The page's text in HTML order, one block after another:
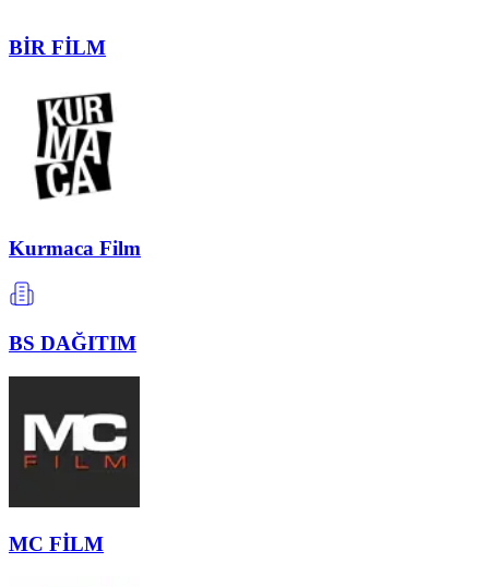
BİR FİLM
Kurmaca Film
BS DAĞITIM
MC FİLM